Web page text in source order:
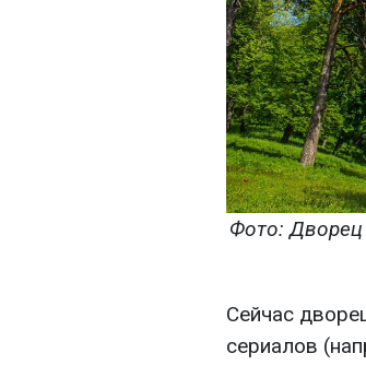
Фото:
Сейчас
сериалов